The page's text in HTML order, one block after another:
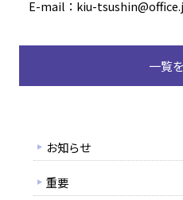
E-mail：kiu-
一覧
お知らせ
重要